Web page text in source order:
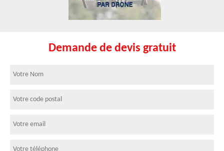
Demande de devis gratuit